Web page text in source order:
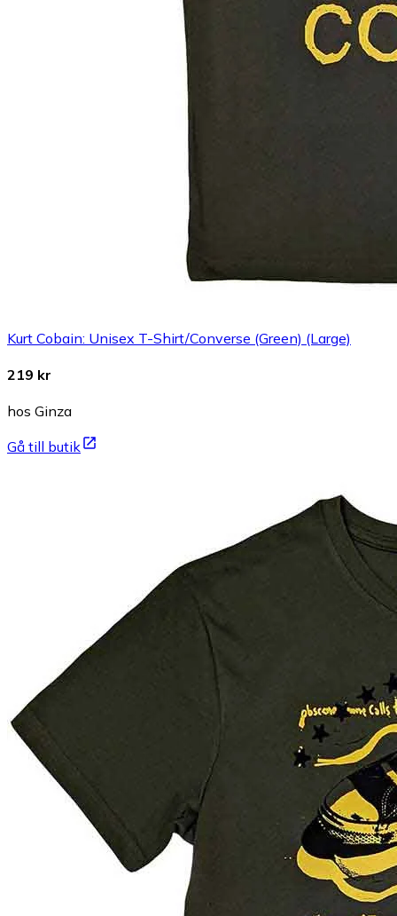
Kurt Cobain: Unisex T-Shirt/Converse (Green) (Large)
219 kr
hos Ginza
Gå till butik